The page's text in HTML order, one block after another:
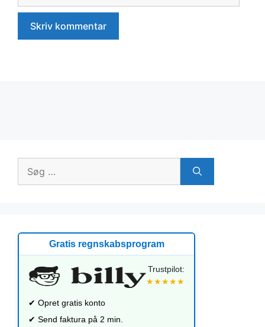
efter:
Gratis regnskabsprogram
Trustpilot:
★★★★★
✔ Opret gratis konto
✔ Send faktura på 2 min.